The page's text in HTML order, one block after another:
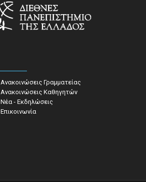
Ανακοινώσεις Γραμματείας
Ανακοινώσεις Καθηγητών
Νέα - Εκδηλώσεις
Επικοινωνία